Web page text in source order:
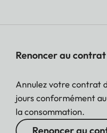
Renoncer au
Annulez votre contrat
jours conformément
la consommation.
Renoncer au